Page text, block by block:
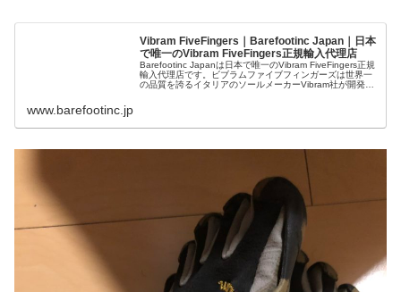
Vibram FiveFingers｜Barefootinc Japan｜日本
で唯一のVibram FiveFingers正規輸入代理店
Barefootinc Japanは日本で唯一のVibram FiveFingers正規
輸入代理店です。ビブラムファイブフィンガーズは世界一
の品質を誇るイタリアのソールメーカーVibram社が開発し
www.barefootinc.jp